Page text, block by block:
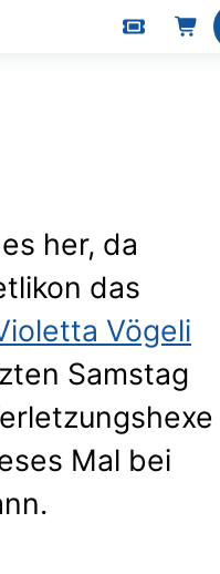
schlägt
her, da
das
Vögeli
Samstag
Mal bei